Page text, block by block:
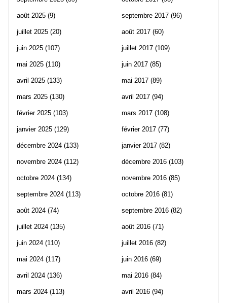
août 2025 (9)
juillet 2025 (20)
juin 2025 (107)
mai 2025 (110)
avril 2025 (133)
mars 2025 (130)
février 2025 (103)
janvier 2025 (129)
décembre 2024 (133)
novembre 2024 (112)
octobre 2024 (134)
septembre 2024 (113)
août 2024 (74)
juillet 2024 (135)
juin 2024 (110)
mai 2024 (117)
avril 2024 (136)
mars 2024 (113)
septembre 2017 (96)
août 2017 (60)
juillet 2017 (109)
juin 2017 (85)
mai 2017 (89)
avril 2017 (94)
mars 2017 (108)
février 2017 (77)
janvier 2017 (82)
décembre 2016 (103)
novembre 2016 (85)
octobre 2016 (81)
septembre 2016 (82)
août 2016 (71)
juillet 2016 (82)
juin 2016 (69)
mai 2016 (84)
avril 2016 (94)